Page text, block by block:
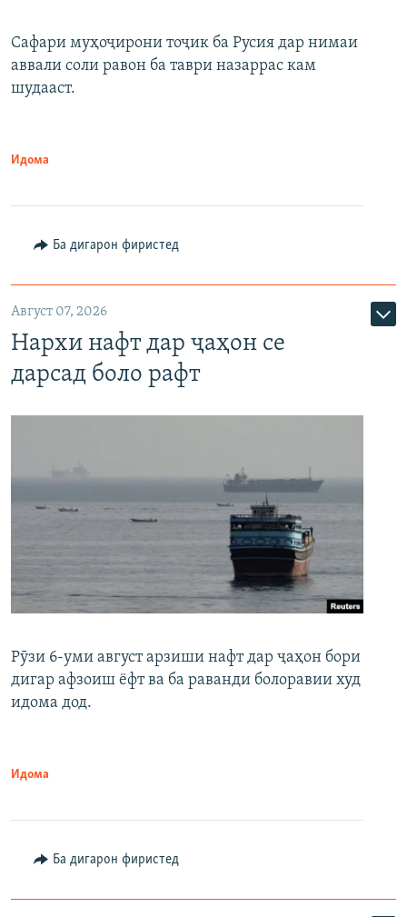
Сафари муҳоҷирони тоҷик ба Русия дар нимаи
аввали соли равон ба таври назаррас кам
шудааст.
Идома
Ба дигарон фиристед
Август 07, 2026
Нархи нафт дар ҷаҳон се
дарсад боло рафт
Рӯзи 6-уми август арзиши нафт дар ҷаҳон бори
дигар афзоиш ёфт ва ба раванди болоравии худ
идома дод.
Идома
Ба дигарон фиристед